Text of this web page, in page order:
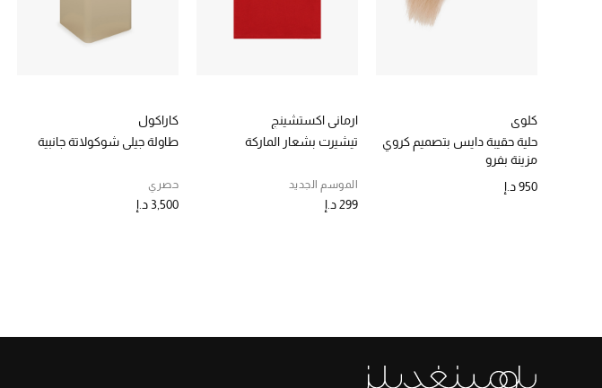
كلوي
حلية حقيبة دايس بتصميم كروي
مزينة بفرو
950 د.إ
ارماني اكستشينج
تيشيرت بشعار الماركة
الموسم الجديد
299 د.إ
كاراكول
طاولة جيلي شوكولاتة جانبية
حصري
3,500 د.إ